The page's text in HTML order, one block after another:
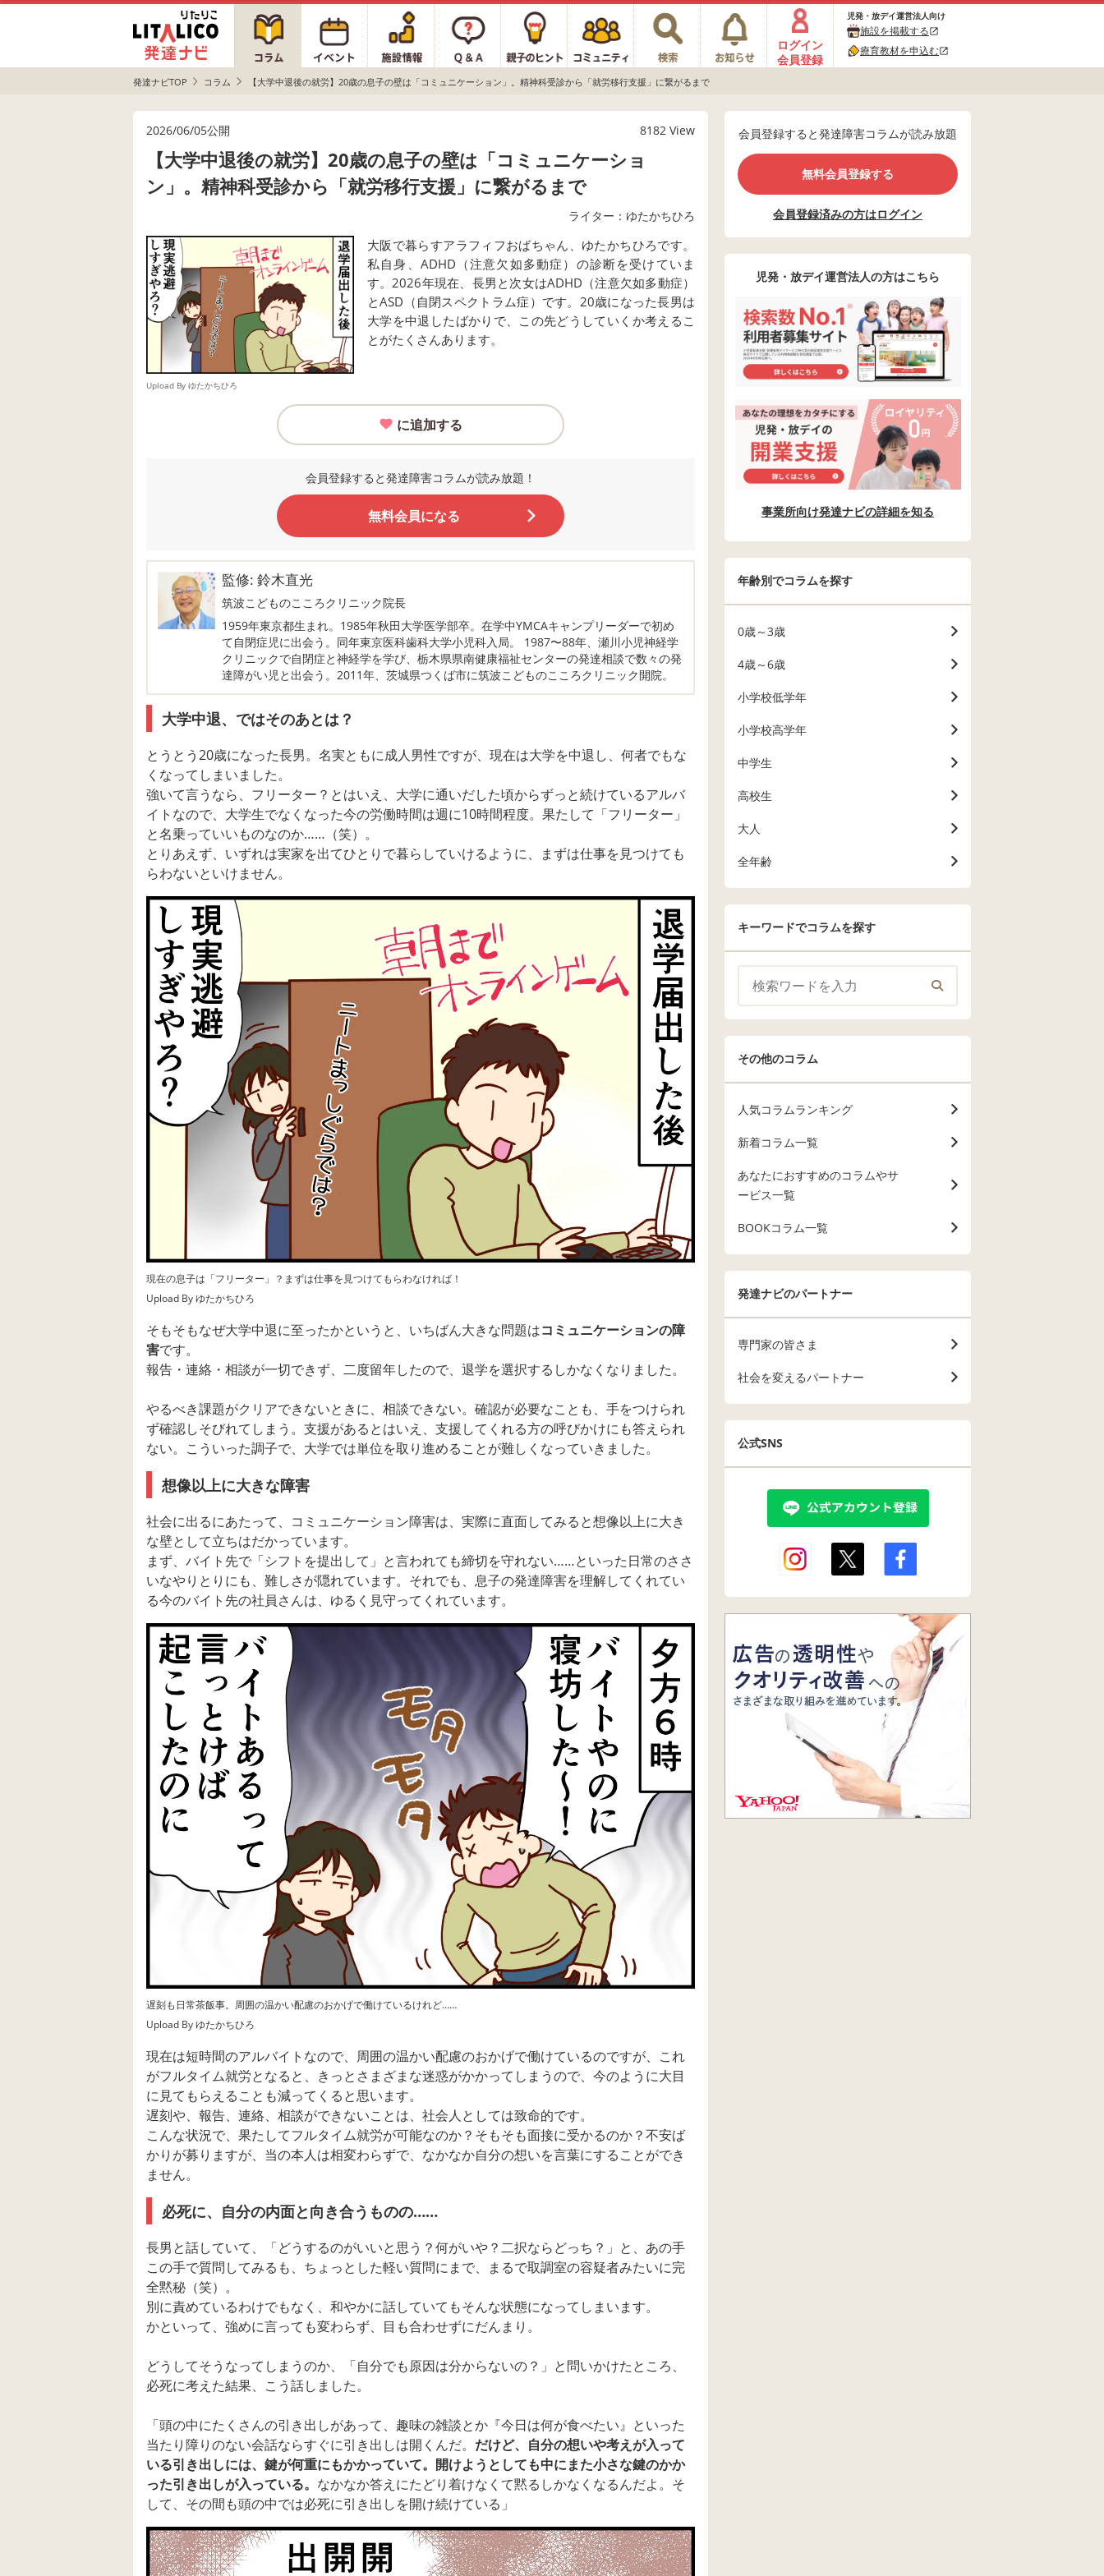
ログイン
会員登録
児発・放デイ運営法人向け
施設を掲載する
療育教材を申込む
発達ナビTOP コラム 【大学中退後の就労】20歳の息子の壁は「コミュニケーション」。精神科受診から「就労移行支援」に繋がるまで
2026/06/05公開 8182 View
【大学中退後の就労】20歳の息子の壁は「コミュニケーショ
ン」。精神科受診から「就労移行支援」に繋がるまで
ライター：ゆたかちひろ
Upload By ゆたかちひろ
大阪で暮らすアラフィフおばちゃん、ゆたかちひろです。
私自身、ADHD（注意欠如多動症）の診断を受けていま
す。2026年現在、長男と次女はADHD（注意欠如多動症）
とASD（自閉スペクトラム症）です。20歳になった長男は
大学を中退したばかりで、この先どうしていくか考えるこ
とがたくさんあります。
に追加する
会員登録すると発達障害コラムが読み放題！
無料会員になる
監修: 鈴木直光
筑波こどものこころクリニック院長
1959年東京都生まれ。1985年秋田大学医学部卒。在学中YMCAキャンプリーダーで初め
て自閉症児に出会う。同年東京医科歯科大学小児科入局。 1987〜88年、瀬川小児神経学
クリニックで自閉症と神経学を学び、栃木県県南健康福祉センターの発達相談で数々の発
達障がい児と出会う。2011年、茨城県つくば市に筑波こどものこころクリニック開院。
大学中退、ではそのあとは？
とうとう20歳になった長男。名実ともに成人男性ですが、現在は大学を中退し、何者でもな
くなってしまいました。
強いて言うなら、フリーター？とはいえ、大学に通いだした頃からずっと続けているアルバ
イトなので、大学生でなくなった今の労働時間は週に10時間程度。果たして「フリーター」
と名乗っていいものなのか……（笑）。
とりあえず、いずれは実家を出てひとりで暮らしていけるように、まずは仕事を見つけても
らわないといけません。
現在の息子は「フリーター」？まずは仕事を見つけてもらわなければ！
Upload By ゆたかちひろ
そもそもなぜ大学中退に至ったかというと、いちばん大きな問題はコミュニケーションの障
害です。
報告・連絡・相談が一切できず、二度留年したので、退学を選択するしかなくなりました。
やるべき課題がクリアできないときに、相談できない。確認が必要なことも、手をつけられ
ず確認しそびれてしまう。支援があるとはいえ、支援してくれる方の呼びかけにも答えられ
ない。こういった調子で、大学では単位を取り進めることが難しくなっていきました。
想像以上に大きな障害
社会に出るにあたって、コミュニケーション障害は、実際に直面してみると想像以上に大き
な壁として立ちはだかっています。
まず、バイト先で「シフトを提出して」と言われても締切を守れない……といった日常のささ
いなやりとりにも、難しさが隠れています。それでも、息子の発達障害を理解してくれてい
る今のバイト先の社員さんは、ゆるく見守ってくれています。
遅刻も日常茶飯事。周囲の温かい配慮のおかげで働けているけれど……
Upload By ゆたかちひろ
現在は短時間のアルバイトなので、周囲の温かい配慮のおかげで働けているのですが、これ
がフルタイム就労となると、きっとさまざまな迷惑がかかってしまうので、今のように大目
に見てもらえることも減ってくると思います。
遅刻や、報告、連絡、相談ができないことは、社会人としては致命的です。
こんな状況で、果たしてフルタイム就労が可能なのか？そもそも面接に受かるのか？不安ば
かりが募りますが、当の本人は相変わらずで、なかなか自分の想いを言葉にすることができ
ません。
必死に、自分の内面と向き合うものの……
長男と話していて、「どうするのがいいと思う？何がいや？二択ならどっち？」と、あの手
この手で質問してみるも、ちょっとした軽い質問にまで、まるで取調室の容疑者みたいに完
全黙秘（笑）。
別に責めているわけでもなく、和やかに話していてもそんな状態になってしまいます。
かといって、強めに言っても変わらず、目も合わせずにだんまり。
どうしてそうなってしまうのか、「自分でも原因は分からないの？」と問いかけたところ、
必死に考えた結果、こう話しました。
「頭の中にたくさんの引き出しがあって、趣味の雑談とか『今日は何が食べたい』といった
当たり障りのない会話ならすぐに引き出しは開くんだ。 だけど、自分の想いや考えが入って
いる引き出しには、鍵が何重にもかかっていて。開けようとしても中にまた小さな鍵のかか
った引き出しが入っている。 なかなか答えにたどり着けなくて黙るしかなくなるんだよ。そ
して、その間も頭の中では必死に引き出しを開け続けている」
会員登録すると発達障害コラムが読み放題
無料会員登録する
会員登録済みの方はログイン
児発・放デイ運営法人の方はこちら
事業所向け発達ナビの詳細を知る
年齢別でコラムを探す
0歳～3歳
4歳～6歳
小学校低学年
小学校高学年
中学生
高校生
大人
全年齢
キーワードでコラムを探す
その他のコラム
人気コラムランキング
新着コラム一覧
あなたにおすすめのコラムやサ
ービス一覧
BOOKコラム一覧
発達ナビのパートナー
専門家の皆さま
社会を変えるパートナー
公式SNS